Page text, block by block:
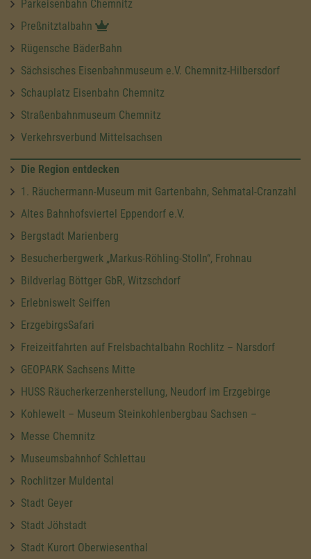
Parkeisenbahn Chemnitz
Preßnitztalbahn
Rügensche BäderBahn
Sächsisches Eisenbahnmuseum e.V. Chemnitz-Hilbersdorf
Schauplatz Eisenbahn Chemnitz
Straßenbahnmuseum Chemnitz
Verkehrsverbund Mittelsachsen
Die Region entdecken
1. Räuchermann-Museum mit Gartenbahn, Sehmatal-Cranzahl
Altes Bahnhofsviertel Eppendorf e.V.
Bergstadt Marienberg
Besucherbergwerk „Markus-Röhling-Stolln“, Frohnau
Bildverlag Böttger GbR, Witzschdorf
Erlebniswelt Seiffen
ErzgebirgsSafari
Freizeitfahrten auf Frelsbachtalbahn Rochlitz – Narsdorf
GEOPARK Sachsens Mitte
HUSS Räucherkerzenherstellung, Neudorf im Erzgebirge
Kohlewelt – Museum Steinkohlenbergbau Sachsen –
Messe Chemnitz
Museumsbahnhof Schlettau
Rochlitzer Muldental
Stadt Geyer
Stadt Jöhstadt
Stadt Kurort Oberwiesenthal